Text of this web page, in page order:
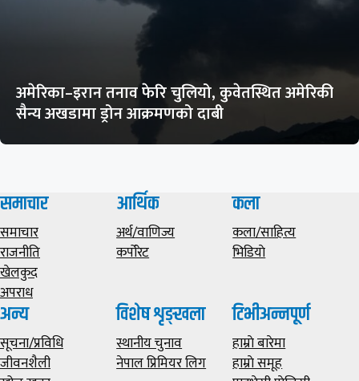
अमेरिका–इरान तनाव फेरि चुलियो, कुवेतस्थित अमेरिकी
सैन्य अखडामा ड्रोन आक्रमणको दाबी
समाचार
समाचार
राजनीति
खेलकुद
अपराध
आर्थिक
अर्थ/वाणिज्य
कर्पोरेट
कला
कला/साहित्य
भिडियाे
अन्य
सूचना/प्रविधि
जीवनशैली
विशेष शृङ्खला
स्थानीय चुनाव
नेपाल प्रिमियर लिग
टिभीअन्नपूर्ण
हाम्राे बारेमा
हाम्राे समूह